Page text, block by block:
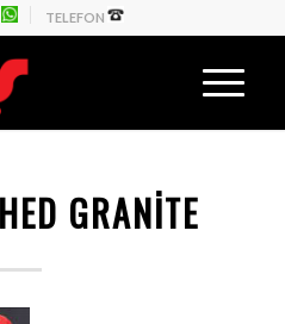
TELEFON
GRANITE